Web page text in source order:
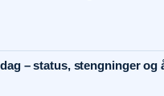
– status, stengninger og